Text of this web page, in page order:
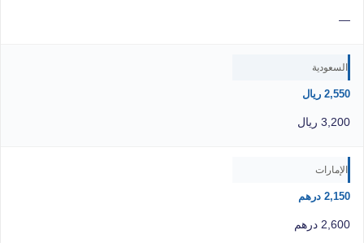
—
السعودية
2,550 ريال
3,200 ريال
الإمارات
2,150 درهم
2,600 درهم